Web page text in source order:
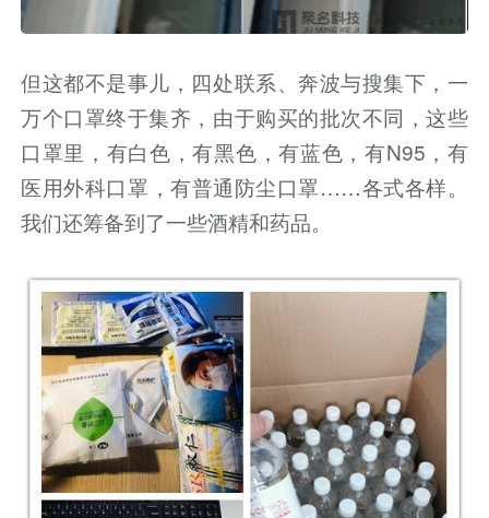
但这都不是事儿，四处联系、奔波与搜集下，一
万个口罩终于集齐，由于购买的批次不同，这些
口罩里，有白色，有黑色，有蓝色，有N95，有
医用外科口罩，有普通防尘口罩……各式各样。
我们还筹备到了一些酒精和药品。